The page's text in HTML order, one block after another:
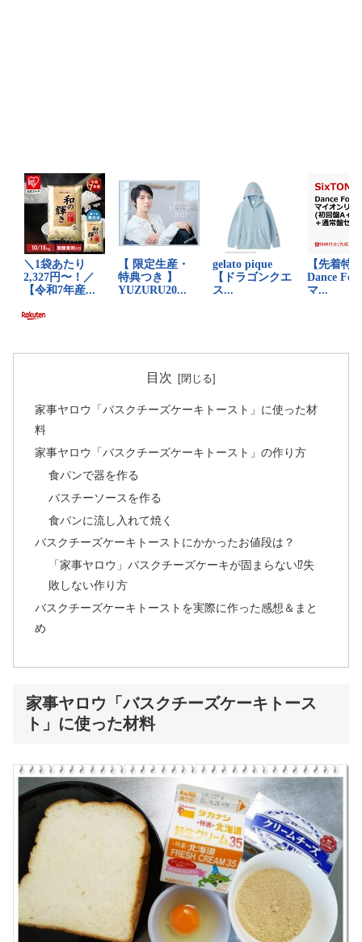
目次
家事ヤロウ「バスクチーズケーキトースト」に使った材
料
家事ヤロウ「バスクチーズケーキトースト」の作り方
食パンで器を作る
バスチーソースを作る
食パンに流し入れて焼く
バスクチーズケーキトーストにかかったお値段は？
「家事ヤロウ」バスクチーズケーキが固まらない⁉失
敗しない作り方
バスクチーズケーキトーストを実際に作った感想＆まと
め
家事ヤロウ「バスクチーズケーキトース
ト」に使った材料